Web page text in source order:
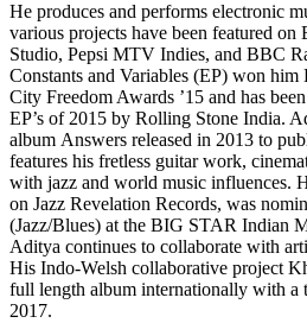
He produces and performs electronic
various projects have been featured
Studio, Pepsi MTV Indies, and BBC
Constants and Variables (EP) won
City Freedom Awards ’15 and has
EP’s of 2015 by Rolling Stone India.
album Answers released in 2013 to
features his fretless guitar work,
with jazz and world music influences.
on Jazz Revelation Records, was
(Jazz/Blues) at the BIG STAR Indian
Aditya continues to collaborate with
His Indo-Welsh collaborative project
full length album internationally with
2017.